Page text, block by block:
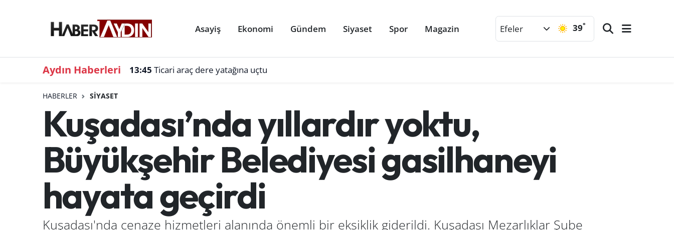
Asayiş Ekonomi Gündem Siyaset Spor Magazin Efeler 39°
Aydın Haberleri 13:45 Ticari araç dere yatağına uçtu
HABERLER SIYASET
Kuşadası’nda yıllardır yoktu,
Büyükşehir Belediyesi gasilhaneyi
hayata geçirdi
Kuşadası'nda cenaze hizmetleri alanında önemli bir eksiklik giderildi. Kuşadası Mezarlıklar Şube